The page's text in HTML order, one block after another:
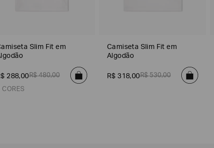
Slim Fit em
288,00R$ 480,00
CORES
Camiseta Slim Fit em
Algodão
R$ 318,00R$ 530,00